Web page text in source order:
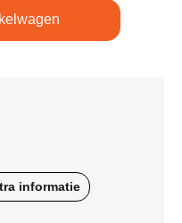
informatie